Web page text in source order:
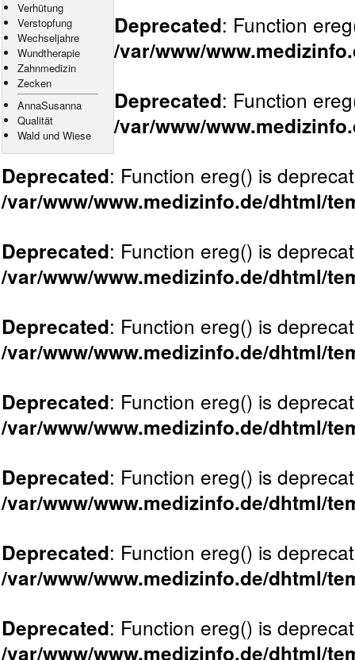
Verhütung
Verstopfung
Wechseljahre
Wundtherapie
Zahnmedizin
Zecken
AnnaSusanna
Qualität
Wald und Wiese
Deprecated: Function
/var/www/
Deprecated: Function
/var/www/
Deprecated: Function ereg() is
/var/www/www.medizinfo.de/dhtml/
Deprecated: Function ereg() is
/var/www/www.medizinfo.de/dhtml/
Deprecated: Function ereg() is
/var/www/www.medizinfo.de/dhtml/
Deprecated: Function ereg() is
/var/www/www.medizinfo.de/dhtml/
Deprecated: Function ereg() is
/var/www/www.medizinfo.de/dhtml/
Deprecated: Function ereg() is
/var/www/www.medizinfo.de/dhtml/
Deprecated: Function ereg() is
/var/www/www.medizinfo.de/dhtml/